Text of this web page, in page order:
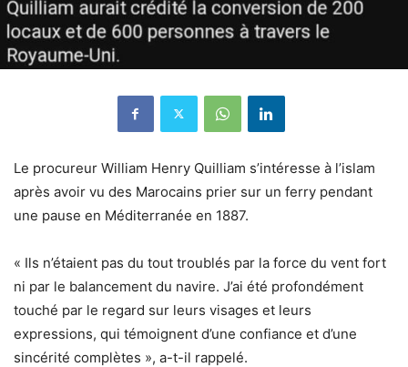
Le procureur William Henry Quilliam s’intéresse à l’islam
après avoir vu des Marocains prier sur un ferry pendant
une pause en Méditerranée en 1887.
« Ils n’étaient pas du tout troublés par la force du vent fort
ni par le balancement du navire. J’ai été profondément
touché par le regard sur leurs visages et leurs
expressions, qui témoignent d’une confiance et d’une
sincérité complètes », a-t-il rappelé.